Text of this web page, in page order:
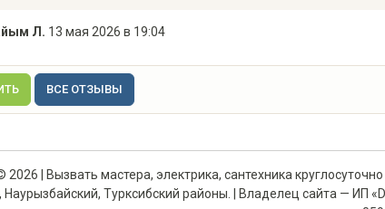
Л. 13 мая 2026 в 19:04
ВСЕ ОТЗЫВЫ
2026 | Вызвать мастера, электрика, сантехника
Наурызбайский, Турксибский районы. | Владелец сайта — ИП